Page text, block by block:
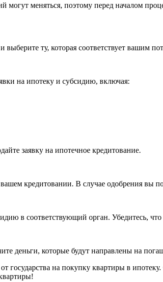
меняться, поэтому перед началом
ту, которая соответствует вашим
на ипотеку и субсидию, включая:
заявку на ипотечное кредитование.
кредитовании. В случае одобрения вы
в соответствующий орган. Убедитесь,
деньги, которые будут направлены на
на покупку квартиры в